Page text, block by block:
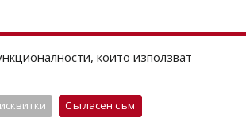
които използват
Съгласен съм